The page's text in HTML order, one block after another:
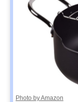
Photo by Amazon